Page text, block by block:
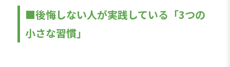
■後悔しない人が実践している「3つの
小さな習慣」